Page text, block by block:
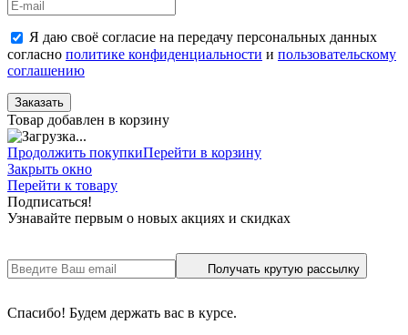
Я даю своё согласие на передачу персональных данных
согласно политике конфиденциальности и пользовательскому
соглашению
Заказать
Товар добавлен в корзину
Продолжить покупкиПерейти в корзину
Закрыть окно
Перейти к товару
Подписаться!
Узнавайте первым о новых акциях и скидках
Получать крутую рассылку
Спасибо! Будем держать вас в курсе.